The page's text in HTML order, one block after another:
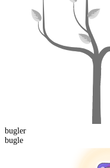
bugler
bugle